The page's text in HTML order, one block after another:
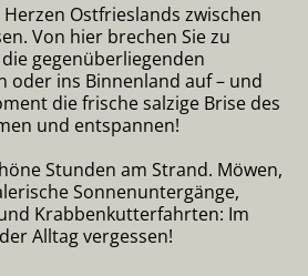
Ostfrieslands zwischen
Von hier brechen Sie zu
gegenüberliegenden
oder ins Binnenland auf – und
die frische salzige Brise des
und entspannen!
Stunden am Strand. Möwen,
Sonnenuntergänge,
Krabbenkutterfahrten: Im
Alltag vergessen!